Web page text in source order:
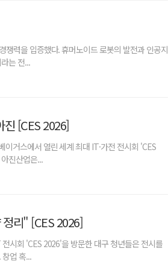
쟁력을 입증했다. 휴머노이드 로봇의 발전과 인공지
는 전...
[CES 2026]
거스에서 열린 세계 최대 IT·가전 전시회 'CES
진산업은...
정리" [CES 2026]
시회 'CES 2026'을 방문한 대구 청년들은 전시를
업 혹...